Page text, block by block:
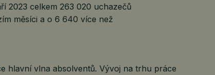
2023 celkem 263 020 uchazečů
měsíci a o 6 640 více než
hlavní vlna absolventů. Vývoj na trhu práce